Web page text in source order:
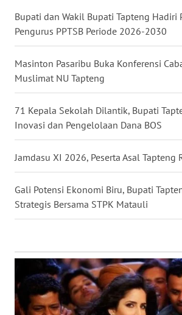
Bupati dan Wakil Bupati Tapteng Hadiri
Pengurus PPTSB Periode 2026-2030
Masinton Pasaribu Buka Konferensi
Muslimat NU Tapteng
71 Kepala Sekolah Dilantik, Bupati
Inovasi dan Pengelolaan Dana BOS
Jamdasu XI 2026, Peserta Asal Tapteng
Gali Potensi Ekonomi Biru, Bupati
Strategis Bersama STPK Matauli
MALUKU
WN
MALUT
WN
DAIRI
WN
DANAU
TOBA
WN
WN
LANGKAT
WN